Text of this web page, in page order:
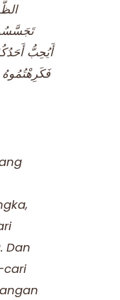
أَيُحِبُّ
فَكَرِهْتُمُوهُ
Dan
cari